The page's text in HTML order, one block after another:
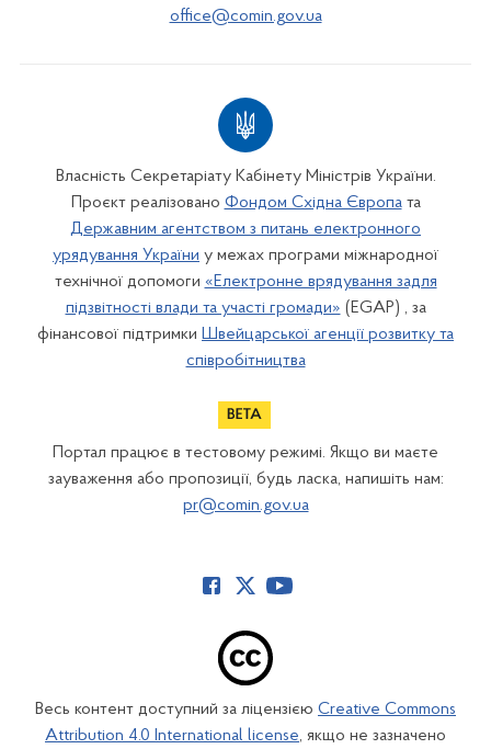
office@comin.gov.ua
Власність Секретаріату Кабінету Міністрів України.
Проєкт реалізовано Фондом Східна Європата
Державним агентством з питань електронного
урядування України у межах програми міжнародної
технічної допомоги «Електронне врядування задля
підзвітності влади та участі громади» (EGAP) , за
фінансової підтримки Швейцарської агенції розвитку та
співробітництва
Портал працює в тестовому режимі. Якщо ви маєте
зауваження або пропозиції, будь ласка, напишіть нам:
pr@comin.gov.ua
Весь контент доступний за ліцензією Creative Commons
Attribution 4.0 International license, якщо не зазначено